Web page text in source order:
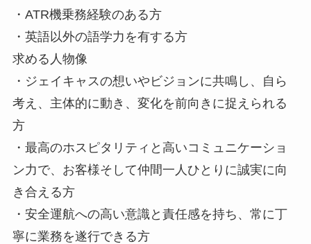
・ATR機乗務経験のある方
・英語以外の語学力を有する方
求める人物像
・ジェイキャスの想いやビジョンに共鳴し、自ら
考え、主体的に動き、変化を前向きに捉えられる
方
・最高のホスピタリティと高いコミュニケーショ
ン力で、お客様そして仲間一人ひとりに誠実に向
き合える方
・安全運航への高い意識と責任感を持ち、常に丁
寧に業務を遂行できる方